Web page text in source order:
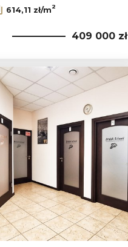
614,11 zł/m2
409 000 zł